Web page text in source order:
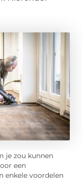
je zou kunnen
een
enkele voordelen